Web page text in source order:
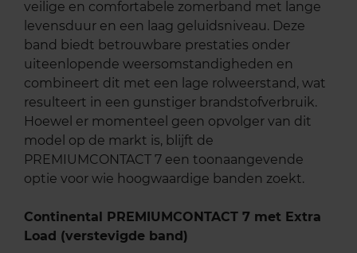
veilige en comfortabele zomerband met lange
levensduur en een laag geluidsniveau. Deze
band biedt betrouwbare prestaties onder
uiteenlopende weersomstandigheden en
combineert dit met een lage rolweerstand, wat
resulteert in een gunstiger brandstofverbruik.
Hoewel er momenteel geen opvolger van dit
model op de markt is, blijft de
PREMIUMCONTACT 7 een toonaangevende
optie voor wie hoogwaardige banden zoekt.
Continental PREMIUMCONTACT 7 met Extra
Load (verstevigde band)